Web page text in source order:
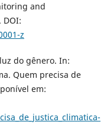
and
DOI:
z
luz do gênero. In:
Quem precisa de
em: